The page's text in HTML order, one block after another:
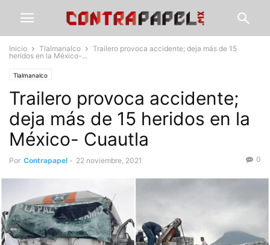
Inicio Tlalmanalco
Trailero provoca accidente; deja más de 15
heridos en la México-...
Tlalmanalco
Trailero provoca accidente;
deja más de 15 heridos en la
México- Cuautla
Por Contrapapel - 22 noviembre, 2021 0